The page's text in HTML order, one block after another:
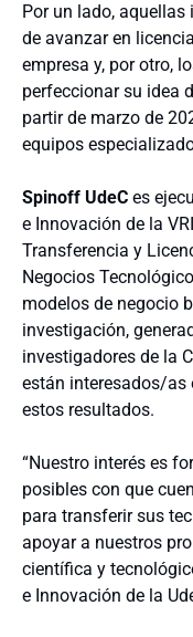
Por un lado,
de avanzar en
empresa y, por otro,
perfeccionar su idea
partir de marzo de
equipos
Spinoff UdeC es
e Innovación de la
Transferencia y
Negocios
modelos de negocio
investigación,
investigadores de la
están interesados/as
estos resultados.
“Nuestro interés es
posibles con que
para transferir sus
apoyar a nuestros
científica y
e Innovación de la